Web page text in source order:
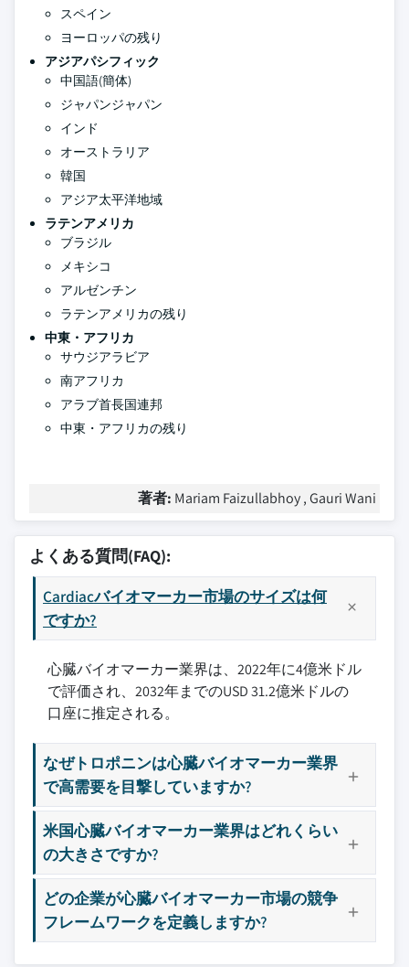
スペイン
ヨーロッパの残り
アジアパシフィック
中国語(簡体)
ジャパンジャパン
インド
オーストラリア
韓国
アジア太平洋地域
ラテンアメリカ
ブラジル
メキシコ
アルゼンチン
ラテンアメリカの残り
中東・アフリカ
サウジアラビア
南アフリカ
アラブ首長国連邦
中東・アフリカの残り
著者: Mariam Faizullabhoy , Gauri Wani
よくある質問(FAQ):
Cardiacバイオマーカー市場のサイズは何
ですか?
心臓バイオマーカー業界は、2022年に4億米ドル
で評価され、2032年までのUSD 31.2億米ドルの
口座に推定される。
なぜトロポニンは心臓バイオマーカー業界
で高需要を目撃していますか?
米国心臓バイオマーカー業界はどれくらい
の大きさですか?
どの企業が心臓バイオマーカー市場の競争
フレームワークを定義しますか?